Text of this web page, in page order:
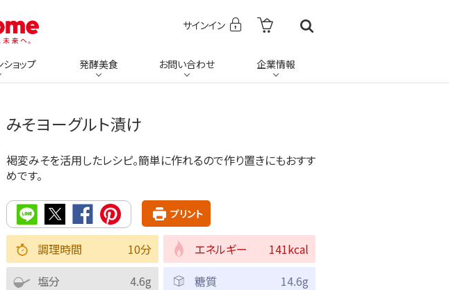
サインイン
ショップ 発酵美食 お問い合わせ 企業情報
みそヨーグルト漬け
褐変みそを活用したレシピ。簡単に作れるので作り置きにもおすす
めです。
プリント
調理時間 10分 エネルギー
141kcal
塩分
4.6g 糖質
14.6g